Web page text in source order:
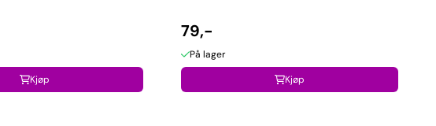
Kjøp
79,-
På lager
Kjøp